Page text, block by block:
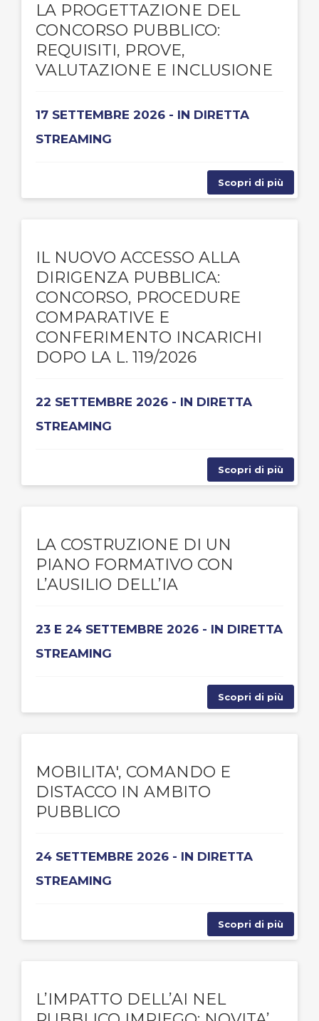
LA PROGETTAZIONE DEL
CONCORSO PUBBLICO:
REQUISITI, PROVE,
VALUTAZIONE E INCLUSIONE
17 SETTEMBRE 2026 - IN DIRETTA
STREAMING
Scopri di più
IL NUOVO ACCESSO ALLA
DIRIGENZA PUBBLICA:
CONCORSO, PROCEDURE
COMPARATIVE E
CONFERIMENTO INCARICHI
DOPO LA L. 119/2026
22 SETTEMBRE 2026 - IN DIRETTA
STREAMING
Scopri di più
LA COSTRUZIONE DI UN
PIANO FORMATIVO CON
L’AUSILIO DELL’IA
23 E 24 SETTEMBRE 2026 - IN DIRETTA
STREAMING
Scopri di più
MOBILITA', COMANDO E
DISTACCO IN AMBITO
PUBBLICO
24 SETTEMBRE 2026 - IN DIRETTA
STREAMING
Scopri di più
L’IMPATTO DELL’AI NEL